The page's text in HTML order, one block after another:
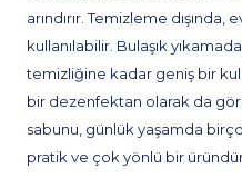
arındırır. Temizleme
kullanılabilir. Bulaşık
temizliğine kadar geniş bir
bir dezenfektan olarak da
sabunu, günlük yaşamda
pratik ve çok yönlü bir